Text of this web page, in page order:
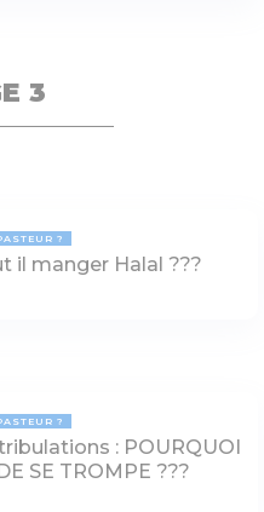
3
?
il manger Halal ???
?
: POURQUOI
SE TROMPE ???